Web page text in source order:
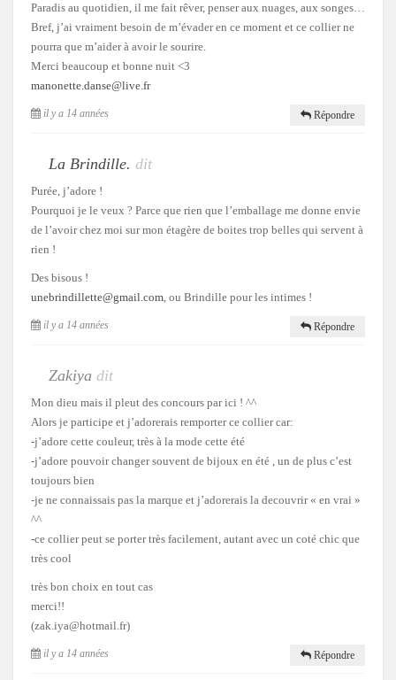
Paradis au quotidien, il me fait rêver, penser aux nuages, aux songes…
Bref, j’ai vraiment besoin de m’évader en ce moment et ce collier ne
pourra que m’aider à avoir le sourire.
Merci beaucoup et bonne nuit <3
manonette.danse@live.fr
il y a 14 années Répondre
La Brindille. dit
Purée, j’adore !
Pourquoi je le veux ? Parce que rien que l’emballage me donne envie
de l’avoir chez moi sur mon étagère de boites trop belles qui servent à
rien !
Des bisous !
unebrindillette@gmail.com, ou Brindille pour les intimes !
il y a 14 années Répondre
Zakiya dit
Mon dieu mais il pleut des concours par ici ! ^^
Alors je participe et j’adorerais remporter ce collier car:
-j’adore cette couleur, très à la mode cette été
-j’adore pouvoir changer souvent de bijoux en été , un de plus c’est
toujours bien
-je ne connaissais pas la marque et j’adorerais la decouvrir « en vrai »
^^
-ce collier peut se porter très facilement, autant avec un coté chic que
très cool
très bon choix en tout cas
merci!!
(zak.iya@hotmail.fr)
il y a 14 années Répondre